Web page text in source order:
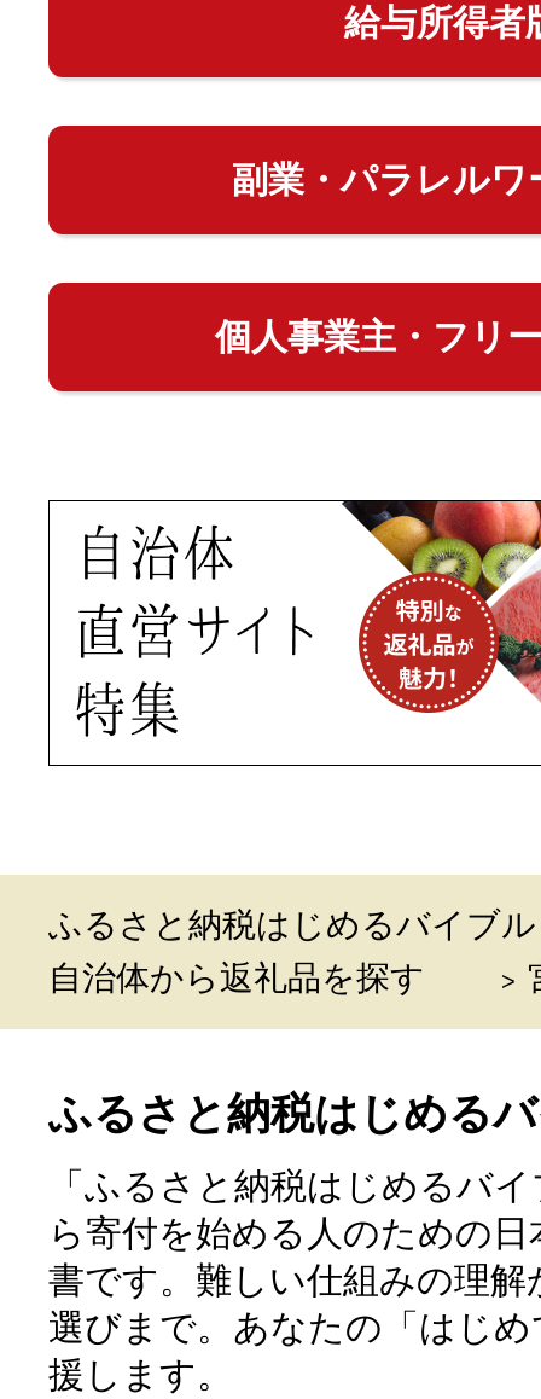
給与所得者
副業・パラレルワ
個人事業主・フリ
ふるさと納税はじめるバイブル
自治体から返礼品を探す
ふるさと納税はじめる
「ふるさと納税はじめるバ
ら寄付を始める人のための
書です。難しい仕組みの理
選びまで。あなたの「はじ
援します。